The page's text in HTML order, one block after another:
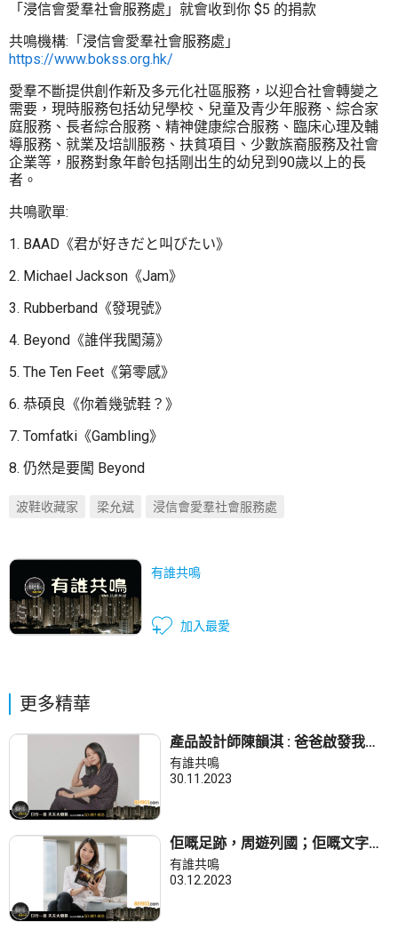
「浸信會愛羣社會服務處」就會收到你 $5 的捐款
共鳴機構:「浸信會愛羣社會服務處」
https://www.bokss.org.hk/
愛羣不斷提供創作新及多元化社區服務，以迎合社會轉變之
需要，現時服務包括幼兒學校、兒童及青少年服務、綜合家
庭服務、長者綜合服務、精神健康綜合服務、臨床心理及輔
導服務、就業及培訓服務、扶貧項目、少數族裔服務及社會
企業等，服務對象年齡包括剛出生的幼兒到90歲以上的長
者。
共鳴歌單:
1. BAAD《君が好きだと叫びたい》
2. Michael Jackson《Jam》
3. Rubberband《發現號》
4. Beyond《誰伴我闖蕩》
5. The Ten Feet《第零感》
6. 恭碩良《你着幾號鞋？》
7. Tomfatki《Gambling》
8. 仍然是要闖 Beyond
波鞋收藏家 梁允斌 浸信會愛羣社會服務處
有誰共鳴
加入最愛
更多精華
產品設計師陳韻淇 : 爸爸啟發我以
設計改善社區
有誰共鳴
30.11.2023
佢嘅足跡，周遊列國；佢嘅文字，
盛載每個地方嘅人同事。
有誰共鳴
03.12.2023